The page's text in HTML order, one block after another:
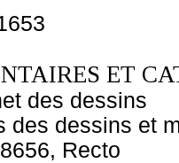
ET
des dessins
des dessins et
Recto